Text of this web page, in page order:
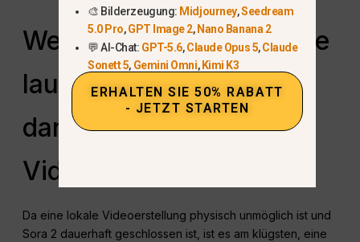
Wenn Sora 2 nicht offline
laufen kann, was sind
dann die besten AI-
Video-Alternativen?
Da eine lokale Videoerstellung physisch unmöglich ist und
Sora 2 dauerhaft geschlossen ist, ist es am klügsten, eine
🎨 Bilderzeugung: Midjourney,Seedream
5.0 Pro,GPT Image 2,Nano Banana 2
💬 AI-Chat: GPT-5.6,Claude Opus 5,Claude
Sonett 5, Gemini Omni,Kimi K3
ERHALTEN SIE 50% RABATT
- JETZT STARTEN